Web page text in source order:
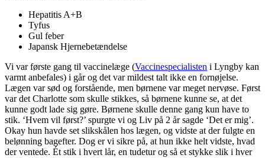
Hepatitis A+B
Tyfus
Gul feber
Japansk Hjernebetændelse
Vi var første gang til vaccinelæge (Vaccinespecialisten i Lyngby kan
varmt anbefales) i går og det var mildest talt ikke en fornøjelse.
Lægen var sød og forstående, men børnene var meget nervøse. Først
var det Charlotte som skulle stikkes, så børnene kunne se, at det
kunne godt lade sig gøre. Børnene skulle denne gang kun have to
stik. ‘Hvem vil først?’ spurgte vi og Liv på 2 år sagde ‘Det er mig’.
Okay hun havde set slikskålen hos lægen, og vidste at der fulgte en
belønning bagefter. Dog er vi sikre på, at hun ikke helt vidste, hvad
der ventede. Ét stik i hvert lår, en tudetur og så et stykke slik i hver